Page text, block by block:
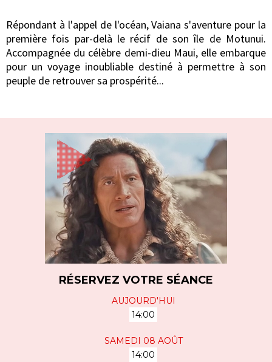
Répondant à l'appel de l'océan, Vaiana s'aventure pour la
première fois par-delà le récif de son île de Motunui.
Accompagnée du célèbre demi-dieu Maui, elle embarque
pour un voyage inoubliable destiné à permettre à son
peuple de retrouver sa prospérité...
RÉSERVEZ VOTRE SÉANCE
AUJOURD'HUI
14:00
SAMEDI 08 AOÛT
14:00